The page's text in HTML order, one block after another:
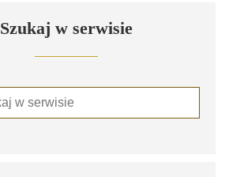
Szukaj w serwisie